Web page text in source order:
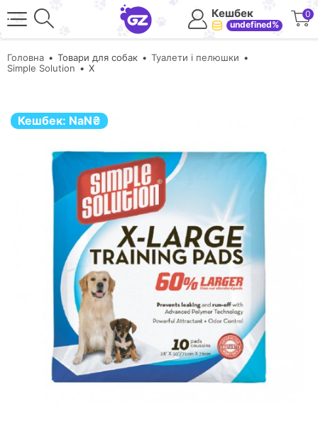
Кешбек
undefined%
0
Головна Товари для собак
Туалети і пелюшки
Simple Solution
X
Кешбек: NaN₴